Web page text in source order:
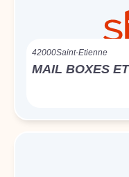
42000Saint-Etienne
MAIL BOXES